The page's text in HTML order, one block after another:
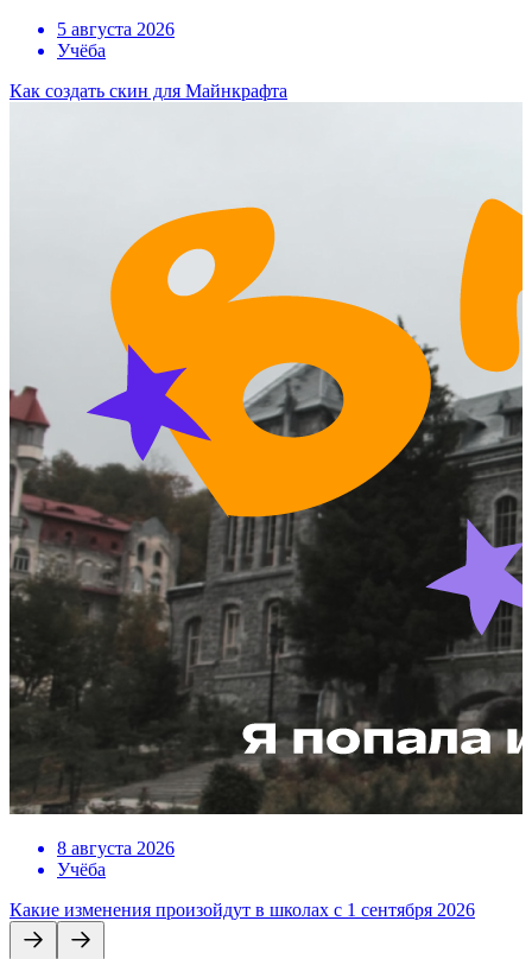
5 августа 2026
Учёба
Как создать скин для Майнкрафта
8 августа 2026
Учёба
Какие изменения произойдут в школах с 1 сентября 2026